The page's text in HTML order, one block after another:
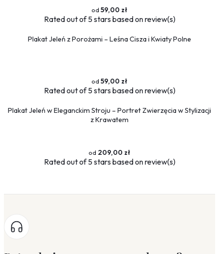
59,00 zł
Ratedout of 5 stars based onreview(s)
Plakat Jeleń z Porożami – Leśna Cisza i Kwiaty Polne
59,00 zł
Ratedout of 5 stars based onreview(s)
Plakat Jeleń w Eleganckim Stroju – Portret Zwierzęcia w Stylizacji
z Krawatem
209,00 zł
Ratedout of 5 stars based onreview(s)